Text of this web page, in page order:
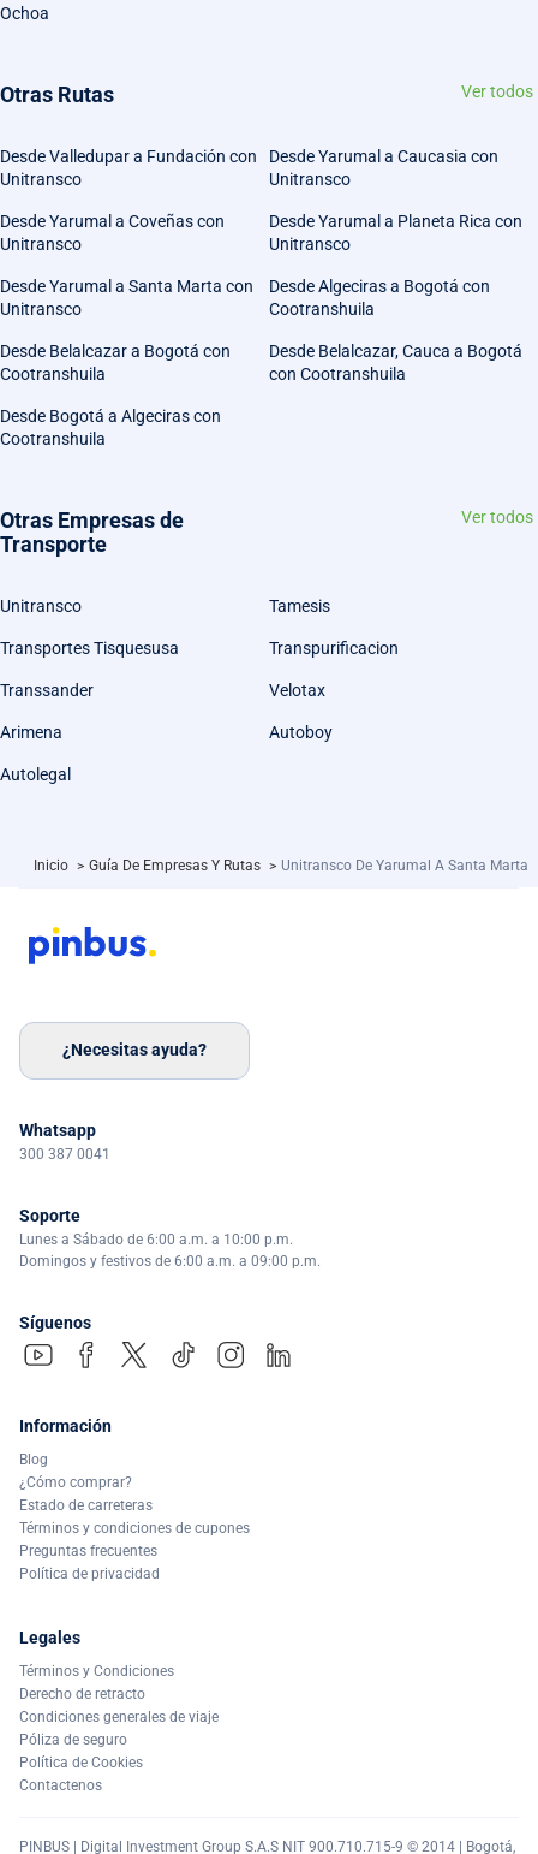
Ochoa
Otras Rutas Ver todos
Desde Valledupar a Fundación con
Unitransco
Desde Yarumal a Caucasia con
Unitransco
Desde Yarumal a Coveñas con
Unitransco
Desde Yarumal a Planeta Rica con
Unitransco
Desde Yarumal a Santa Marta con
Unitransco
Desde Algeciras a Bogotá con
Cootranshuila
Desde Belalcazar a Bogotá con
Cootranshuila
Desde Belalcazar, Cauca a Bogotá
con Cootranshuila
Desde Bogotá a Algeciras con
Cootranshuila
Otras Empresas de
Transporte
Ver todos
Unitransco Tamesis
Transportes Tisquesusa Transpurificacion
Transsander Velotax
Arimena Autoboy
Autolegal
Inicio > Guía De Empresas Y Rutas > Unitransco De Yarumal A Santa Marta
¿Necesitas ayuda?
Whatsapp
300 387 0041
Soporte
Lunes a Sábado de 6:00 a.m. a 10:00 p.m.
Domingos y festivos de 6:00 a.m. a 09:00 p.m.
Síguenos
Información
Blog
¿Cómo comprar?
Estado de carreteras
Términos y condiciones de cupones
Preguntas frecuentes
Política de privacidad
Legales
Términos y Condiciones
Derecho de retracto
Condiciones generales de viaje
Póliza de seguro
Política de Cookies
Contactenos
PINBUS | Digital Investment Group S.A.S NIT 900.710.715-9 © 2014 | Bogotá,